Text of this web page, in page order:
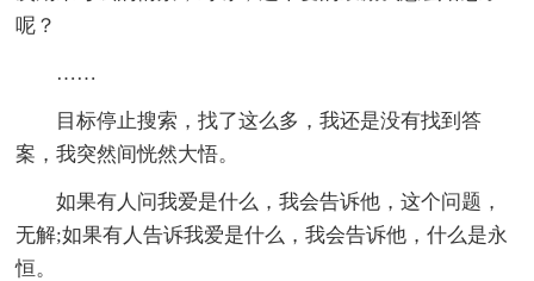
呢？
……
目标停止搜索，找了这么多，我还是没有找到答
案，我突然间恍然大悟。
如果有人问我爱是什么，我会告诉他，这个问题，
无解;如果有人告诉我爱是什么，我会告诉他，什么是永
恒。